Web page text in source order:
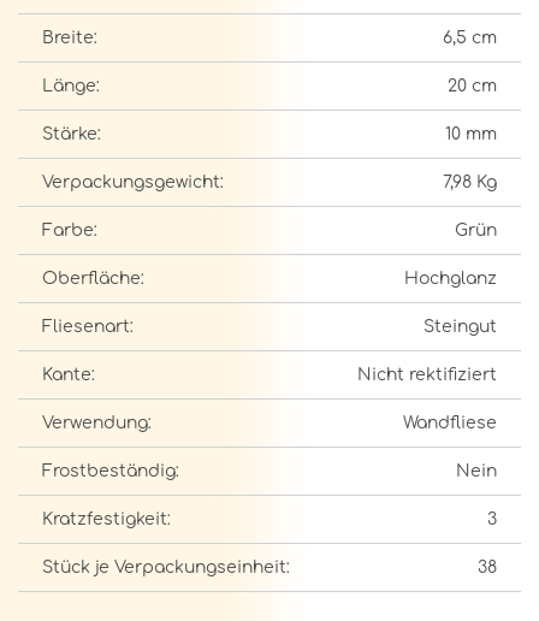
Breite: 6,5 cm
Länge: 20 cm
Stärke: 10 mm
Verpackungsgewicht: 7,98 Kg
Farbe: Grün
Oberfläche: Hochglanz
Fliesenart: Steingut
Kante: Nicht rektifiziert
Verwendung: Wandfliese
Frostbeständig: Nein
Kratzfestigkeit: 3
Stück je Verpackungseinheit: 38